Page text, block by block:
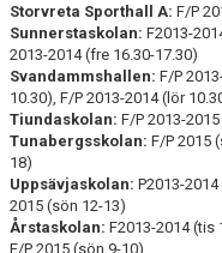
Storvreta Sporthall A: F/P
Sunnerstaskolan: F2013-
2013-2014 (fre 16.30-17.30)
Svandammshallen: F/P
10.30), F/P 2013-2014 (lör
Tiundaskolan: F/P 2013-
Tunabergsskolan: F/P 2015
18)
Uppsävjaskolan: P2013-
2015 (sön 12-13)
Årstaskolan: F2013-2014 (tis
F/P 2015 (sön 9-10)